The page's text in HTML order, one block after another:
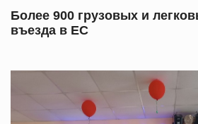
Более 900 грузовых и
въезда в ЕС